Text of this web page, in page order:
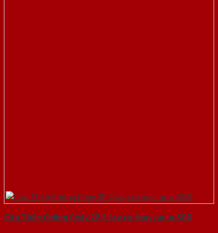
Cửa Thép Chống Cháy 2P 2 tay co thuy luc-a-SGD